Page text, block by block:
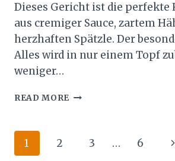
Dieses Gericht ist die
aus cremiger Sauce, zartem
herzhaften Spätzle. Der
Alles wird in nur einem Topf
weniger…
READ MORE ONE-
HÄHNCHEN
Page
1 2 3 … 6